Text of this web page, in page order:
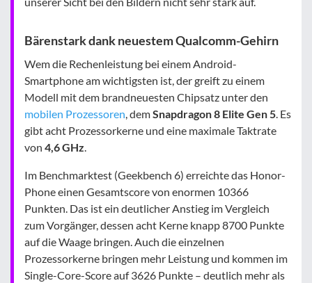
Bärenstark dank neuestem Qualcomm-Gehirn
Wem die Rechenleistung bei einem Android-
Smartphone am wichtigsten ist, der greift zu einem
Modell mit dem brandneuesten Chipsatz unter den
mobilen Prozessoren, demSnapdragon 8 Elite Gen 5. Es
gibt acht Prozessorkerne und eine maximale Taktrate
von 4,6 GHz.
Im Benchmarktest (Geekbench 6) erreichte das Honor-
Phone einen Gesamtscore von enormen 10366
Punkten. Das ist ein deutlicher Anstieg im Vergleich
zum Vorgänger, dessen acht Kerne knapp 8700 Punkte
auf die Waage bringen. Auch die einzelnen
Prozessorkerne bringen mehr Leistung und kommen im
Single-Core-Score auf 3626 Punkte – deutlich mehr als